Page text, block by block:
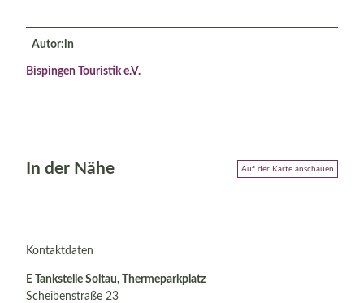
Autor:in
Bispingen Touristik e.V.
In der Nähe Auf der Karte anschauen
Kontaktdaten
E Tankstelle Soltau, Thermeparkplatz
Scheibenstraße 23